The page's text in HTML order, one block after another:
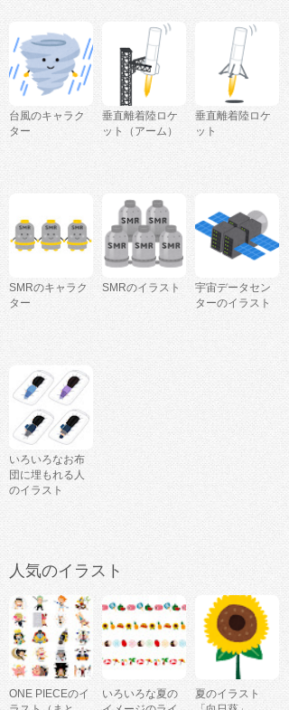
台風のキャラク
ター
垂直離着陸ロケ
ット（アーム）
垂直離着陸ロケ
ット
SMRのキャラク
ター
SMRのイラスト
宇宙データセン
ターのイラスト
いろいろなお布
団に埋もれる人
のイラスト
人気のイラスト
ONE PIECEのイ
いろいろな夏の
夏のイラスト